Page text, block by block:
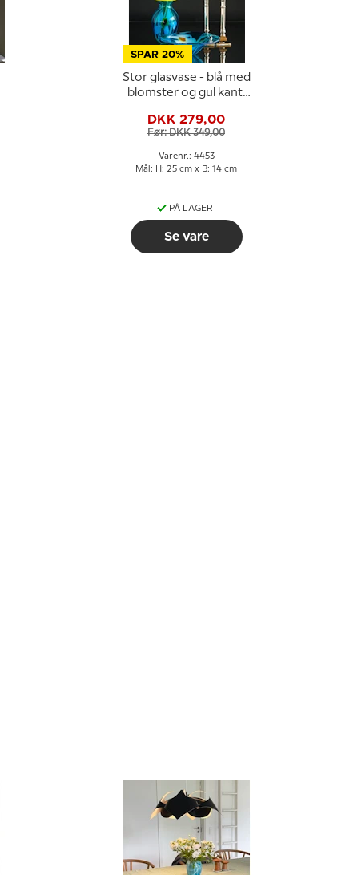
SPAR 20%
Stor glasvase - blå med
blomster og gul kant,
DKK 279,00
Før: DKK 349,00
Varenr.: 4453
Mål: H: 25 cm x B: 14 cm
PÅ LAGER
Se vare